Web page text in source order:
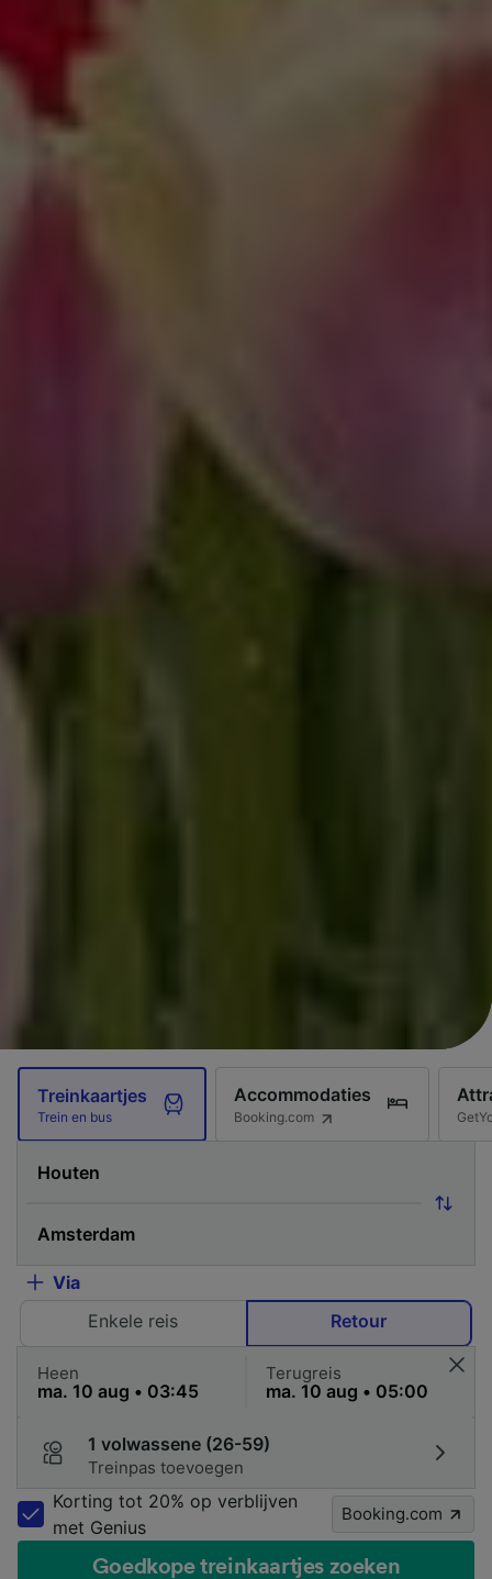
Treinkaartjes
Trein en bus
Accommodaties
Booking.com
Via
Enkele reis
Retour
Heen Terugreis
1 volwassene (26-59)
Treinpas toevoegen
Korting tot 20% op verblijven
met Genius
Booking.com
Goedkope treinkaartjes zoeken